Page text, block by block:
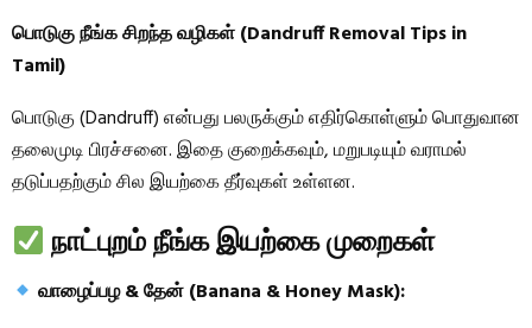
பொடுகு நீங்க சிறந்த வழிகள் (Dandruff Removal Tips in
Tamil)
பொடுகு (Dandruff) என்பது பலருக்கும் எதிர்கொள்ளும் பொதுவான
தலைமுடி பிரச்சனை. இதை குறைக்கவும், மறுபடியும் வராமல்
தடுப்பதற்கும் சில இயற்கை தீர்வுகள் உள்ளன.
நாட்புறம் நீங்க இயற்கை முறைகள்
வாழைப்பழ & தேன் (Banana & Honey Mask):